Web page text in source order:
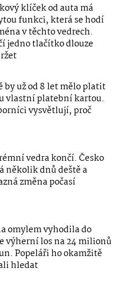
klíček od auta má
funkci, která se hodí
v těchto vedrech.
jedno tlačítko dlouze
by už od 8 let mělo platit
vlastní platební kartou.
vysvětlují, proč
vedra končí. Česko
několik dnů deště a
změna počasí
omylem vyhodila do
výherní los na 24 milionů
Popeláři ho okamžitě
hledat